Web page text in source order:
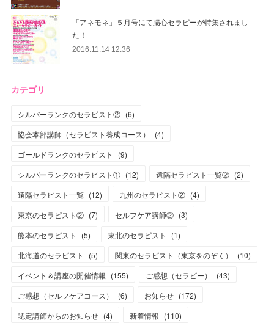
「アネモネ」５月号にて腸心セラピーが特集されまし
た！
2016.11.14 12:36
カテゴリ
シルバーランクのセラピスト② (6)
協会本部講師（セラピスト養成コース）
(4)
ゴールドランクのセラピスト
(9)
シルバーランクのセラピスト① (12) 遠隔セラピスト一覧② (2)
遠隔セラピスト一覧 (12) 九州のセラピスト② (4)
東京のセラピスト② (7) セルフケア講師② (3)
熊本のセラピスト
(5) 東北のセラピスト (1)
北海道のセラピスト
(5) 関東のセラピスト（東京をのぞく） (10)
イベント＆講座の開催情報 (155) ご感想（セラピー） (43)
ご感想（セルフケアコース）
(6) お知らせ (172)
認定講師からのお知らせ (4) 新着情報 (110)